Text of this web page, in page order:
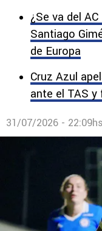
¿Se va del
Santiago
de Europa
Cruz Azul
ante el TAS
31/07/2026 -